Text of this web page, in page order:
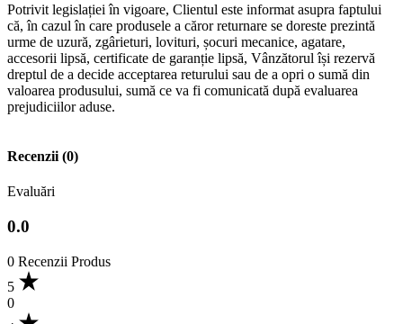
Potrivit legislației în vigoare, Clientul este informat asupra faptului
că, în cazul în care produsele a căror returnare se doreste prezintă
urme de uzură, zgârieturi, lovituri, șocuri mecanice, agatare,
accesorii lipsă, certificate de garanție lipsă, Vânzătorul își rezervă
dreptul de a decide acceptarea returului sau de a opri o sumă din
valoarea produsului, sumă ce va fi comunicată după evaluarea
prejudiciilor aduse.
Recenzii (0)
Evaluări
0.0
0 Recenzii Produs
5
0